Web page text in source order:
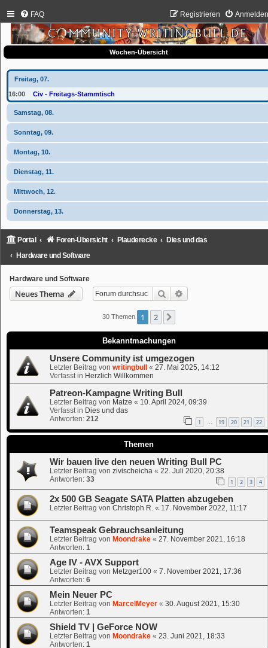
FAQ Registrieren
Wochen-Übersicht
Freitag, 07.
16:00 Civ - Freitags-Stammtisch
Samstag, 08.
Sonntag, 09.
Montag, 10.
Dienstag, 11.
Mittwoch, 12.
Donnerstag, 13.
Portal Foren-Übersicht Plauderecke
Dies und das
Hardware und Software
Hardware und Software
Neues Thema Suche
30 Themen 1 2
Bekanntmachungen
Unsere Community ist umgezogen
Letzter Beitrag von writingbull « 27. Mai 2025, 14:12
Verfasst in Herzlich Willkommen
Patreon-Kampagne Writing Bull
Letzter Beitrag von Matze « 10. April 2024, 09:39
Verfasst in Dies und das
Antworten: 212 1 19 20 21 22
Themen
Wir bauen live den neuen Writing Bull PC
Letzter Beitrag von zivischeicha « 22. Juli 2020, 20:38
Antworten: 33 1 2 3 4
2x 500 GB Seagate SATA Platten abzugeben
Letzter Beitrag von Christoph R. « 17. November 2022, 11:17
Teamspeak Gebrauchsanleitung
Letzter Beitrag von Moondrake « 27. November 2021, 16:18
Antworten: 1
Age IV - AVX Support
Letzter Beitrag von Metzger100 « 7. November 2021, 17:36
Antworten: 6
Mein Neuer PC
Letzter Beitrag von MarcelMeyer « 30. August 2021, 15:30
Antworten: 1
Shield TV | GeForce NOW
Letzter Beitrag von Moondrake « 23. Juni 2021, 18:33
Antworten: 1